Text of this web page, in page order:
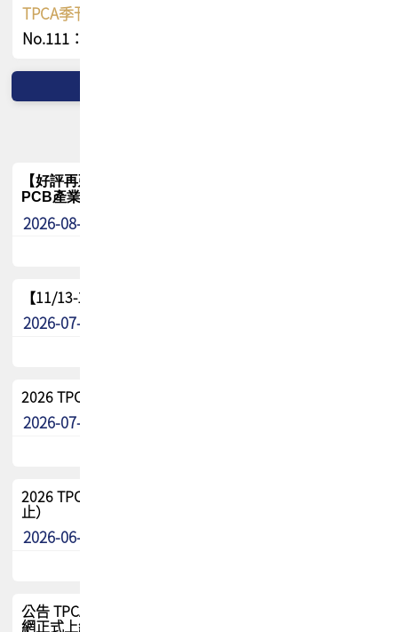
TPCA季刊 FREE 線上版
No.111：PCB全球風險布局與韌性
【好評再延長】PCB GPT 全面開放體驗延長到8月!!
PCB產業專屬 AI 知識平台
2026-08-04
【11/13-15】2026 TPCA 百岳登頂_南橫三星
2026-07-22
2026 TPCA中南區會員問卷暨7/31交流餐敘報名
2026-07-08
2026 TPCA健康盃保齡球聯誼賽 熱烈報名中（8/3報名截
止）
2026-06-29
公告 TPCA 台灣電路板協會官網將迎來新面貌，7/1 新官
網正式上線！